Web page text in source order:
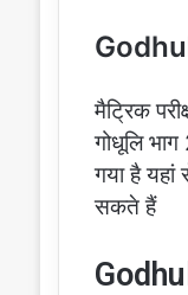
मैट्रिक
गोधूलि
गया है
सकते हैं